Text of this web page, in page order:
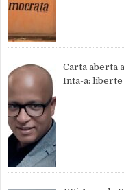
Carta aberta
Inta-a: liberte